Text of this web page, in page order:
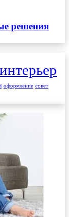
решения
интерьер
оформление совет